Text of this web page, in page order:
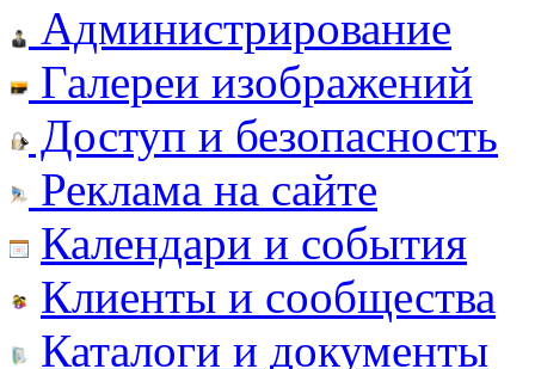
Администрирование
Галереи изображений
Доступ и безопасность
Реклама на сайте
Календари и события
Клиенты и сообщества
Каталоги и документы